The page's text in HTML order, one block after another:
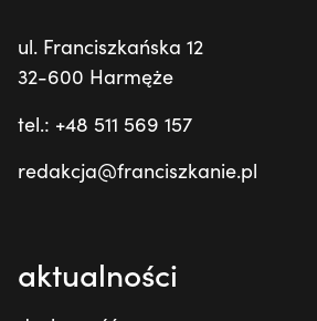
ul. Franciszkańska 12
32-600 Harmęże
tel.: +48 511 569 157
redakcja@franciszkanie.pl
aktualności